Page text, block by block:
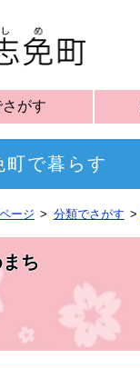
がす
町で暮らす
ージ 分類でさがす
ち